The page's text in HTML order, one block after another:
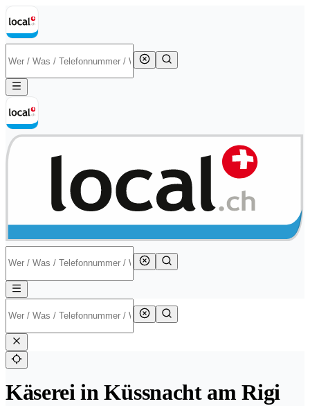
Käserei in Küssnacht am Rigi